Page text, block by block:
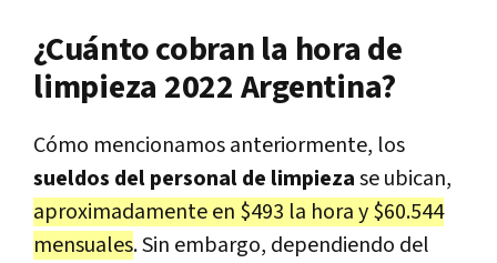
¿Cuánto cobran la hora de
limpieza 2022 Argentina?
Cómo mencionamos anteriormente, los
sueldos del personal de limpiezase ubican,
aproximadamente en $493 la hora y $60.544
mensuales. Sin embargo, dependiendo del